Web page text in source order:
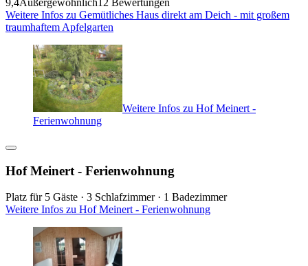
9,4Außergewöhnlich12 Bewertungen
Weitere Infos zu Gemütliches Haus direkt am Deich - mit großem
traumhaftem Apfelgarten
Weitere Infos zu Hof Meinert -
Ferienwohnung
Hof Meinert - Ferienwohnung
Platz für 5 Gäste · 3 Schlafzimmer · 1 Badezimmer
Weitere Infos zu Hof Meinert - Ferienwohnung